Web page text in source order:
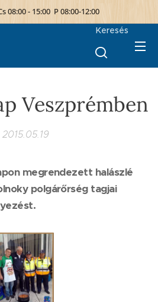
08:00 - 15:00 P 08:00-12:00
Keresés
Veszprémben
2015.05.19
megrendezett halászlé
polgárőrség tagjai